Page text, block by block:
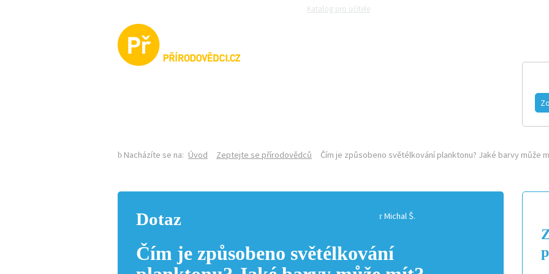
Katalog pro učitele
Nacházíte se na: Úvod Zeptejte se přírodovědců Čím je způsobeno světélkování planktonu? Jaké barvy může
Michal Š.
Dotaz
Čím je způsobeno světélkování